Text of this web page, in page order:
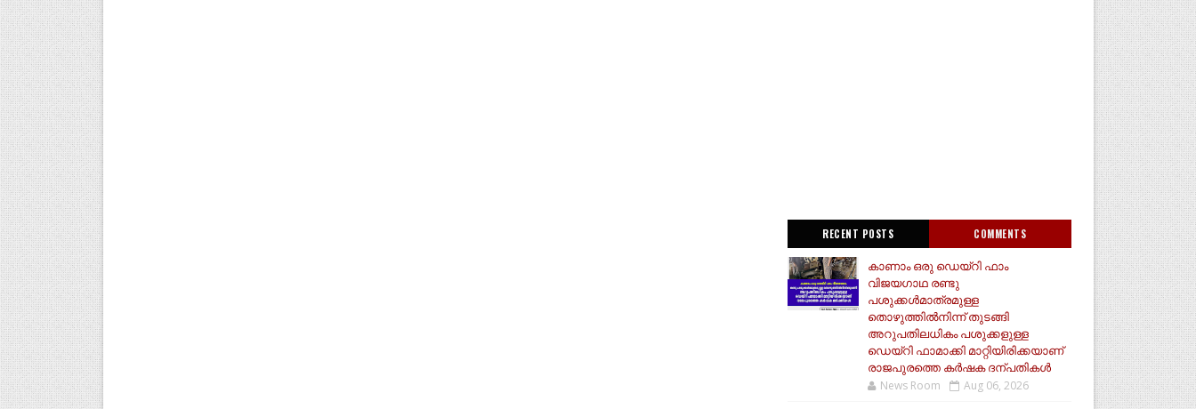
RECENT POSTS COMMENTS
കാണാം ഒരു ഡെയ്‌റി ഫാം
വിജയഗാഥ രണ്ടു
പശുക്കൾമാത്രമുള്ള
തൊഴുത്തിൽനിന്ന് തുടങ്ങി
അറുപതിലധികം പശുക്കളുള്ള
ഡെയ്റി ഫാമാക്കി മാറ്റിയിരിക്കയാണ്
രാജപുരത്തെ കർഷക ദന്പതികൾ
News Room Aug 06, 2026